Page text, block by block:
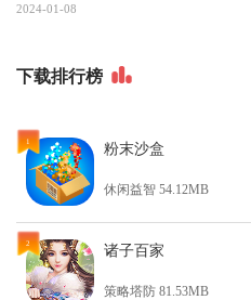
2024-01-08
下载排行榜
1 粉末沙盒
休闲益智 54.12MB
2 诸子百家
策略塔防 81.53MB